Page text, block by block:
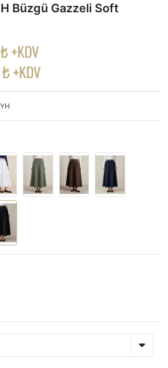
Büzgü Gazzeli Soft
+KDV
+KDV